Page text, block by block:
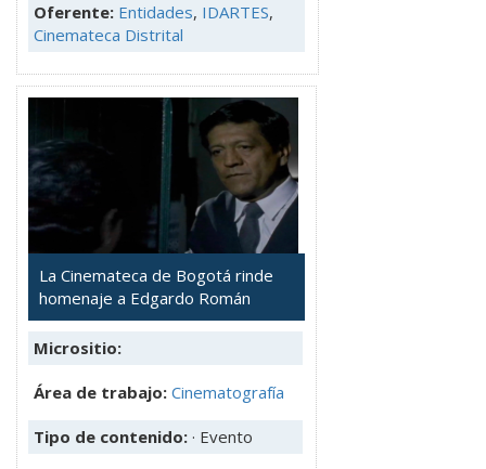
Oferente: Entidades, IDARTES,
Cinemateca Distrital
La Cinemateca de Bogotá rinde
homenaje a Edgardo Román
Micrositio:
Área de trabajo: Cinematografía
Tipo de contenido: · Evento